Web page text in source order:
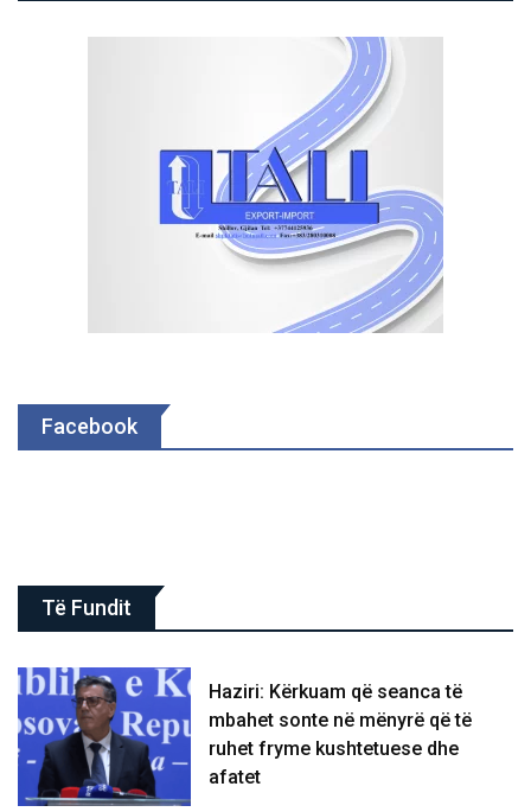
Facebook
Të Fundit
Haziri: Kërkuam që seanca të
mbahet sonte në mënyrë që të
ruhet fryme kushtetuese dhe
afatet